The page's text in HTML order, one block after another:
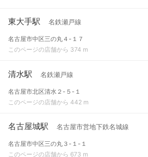
東大手駅 名鉄瀬戸線
名古屋市中区三の丸４-１７
このページの店舗から 374 m
清水駅 名鉄瀬戸線
名古屋市北区清水２-５-１
このページの店舗から 442 m
名古屋城駅 名古屋市営地下鉄名城線
名古屋市中区三の丸３-１-１
このページの店舗から 673 m